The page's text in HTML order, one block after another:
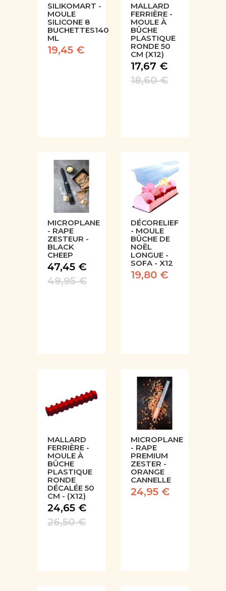
SILIKOMART -
MOULE
SILICONE 8
BUCHETTES140
ML
19,45 €
MALLARD
FERRIÈRE -
MOULE À
BÛCHE
PLASTIQUE
RONDE 50
CM (X12)
17,67 €
18,60 €
MICROPLANE
- RAPE
ZESTEUR -
BLACK
CHEEP
47,45 €
49,95 €
DÉCORELIEF
- MOULE
BÛCHE DE
NOËL
LONGUE -
SOFA - X12
19,80 €
MALLARD
FERRIÈRE -
MOULE À
BÛCHE
PLASTIQUE
RONDE
DÉCALÉE 50
CM - (X12)
24,65 €
26,50 €
MICROPLANE
- RAPE
PREMIUM
ZESTER -
ORANGE
CANNELLE
24,95 €